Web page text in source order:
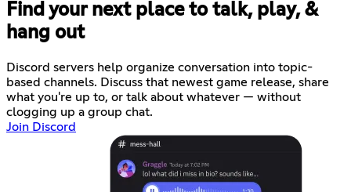
Find your next place to talk, play, &
hang out
Discord servers help organize conversation into topic-
based channels. Discuss that newest game release, share
what you're up to, or talk about whatever — without
clogging up a group chat.
Join Discord